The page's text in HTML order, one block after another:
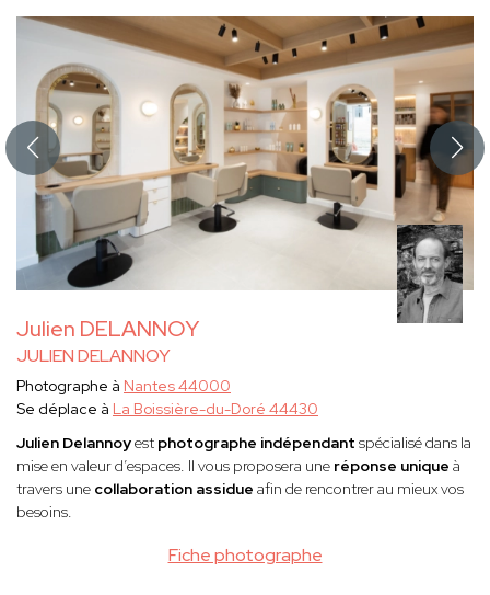
Julien DELANNOY
JULIEN DELANNOY
Fiche photographe
Photographe à Nantes 44000
Se déplace à La Boissière-du-Doré 44430
Julien Delannoyest photographe indépendant spécialisé dans la
mise en valeur d’espaces. Il vous proposera une réponse unique à
travers une collaboration assidue afin de rencontrer au mieux vos
besoins.